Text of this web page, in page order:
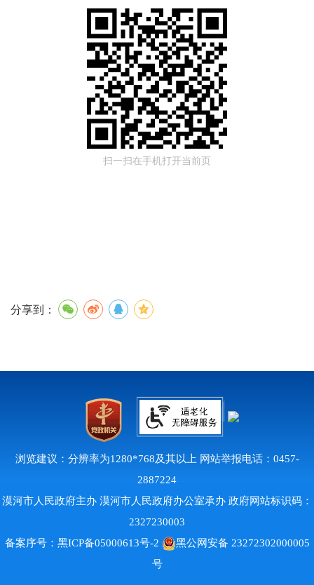
扫一扫在手机打开当前页
分享到：
浏览建议：分辨率为1280*768及其以上 网站举报电话：0457-
2887224
漠河市人民政府主办 漠河市人民政府办公室承办 政府网站标识码：
2327230003
备案序号： 黑ICP备05000613号-2
黑公网安备 23272302000005
号